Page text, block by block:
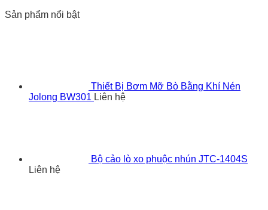
Sản phẩm nổi bật
Thiết Bị Bơm Mỡ Bò Bằng Khí Nén
Jolong BW301 Liên hệ
Bộ cảo lò xo phuộc nhún JTC-1404S
Liên hệ